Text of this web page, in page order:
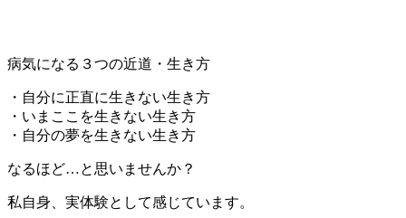
病気になる３つの近道・生き方
・自分に正直に生きない生き方
・いまここを生きない生き方
・自分の夢を生きない生き方
なるほど…と思いませんか？
私自身、実体験として感じています。